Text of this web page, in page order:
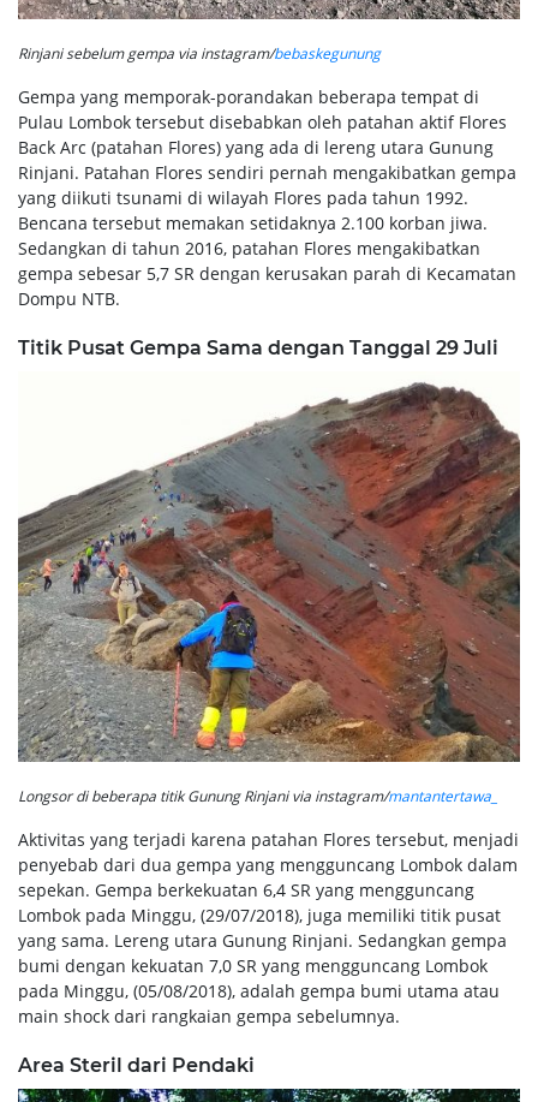
Rinjani sebelum gempa via instagram/bebaskegunung
Gempa yang memporak-porandakan beberapa tempat di
Pulau Lombok tersebut disebabkan oleh patahan aktif Flores
Back Arc (patahan Flores) yang ada di lereng utara Gunung
Rinjani. Patahan Flores sendiri pernah mengakibatkan gempa
yang diikuti tsunami di wilayah Flores pada tahun 1992.
Bencana tersebut memakan setidaknya 2.100 korban jiwa.
Sedangkan di tahun 2016, patahan Flores mengakibatkan
gempa sebesar 5,7 SR dengan kerusakan parah di Kecamatan
Dompu NTB.
Titik Pusat Gempa Sama dengan Tanggal 29 Juli
Longsor di beberapa titik Gunung Rinjani via instagram/mantantertawa_
Aktivitas yang terjadi karena patahan Flores tersebut, menjadi
penyebab dari dua gempa yang mengguncang Lombok dalam
sepekan. Gempa berkekuatan 6,4 SR yang mengguncang
Lombok pada Minggu, (29/07/2018), juga memiliki titik pusat
yang sama. Lereng utara Gunung Rinjani. Sedangkan gempa
bumi dengan kekuatan 7,0 SR yang mengguncang Lombok
pada Minggu, (05/08/2018), adalah gempa bumi utama atau
main shock dari rangkaian gempa sebelumnya.
Area Steril dari Pendaki